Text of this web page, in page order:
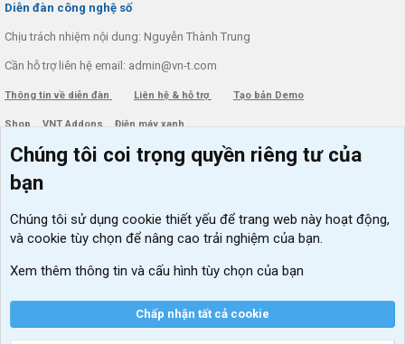
Diễn đàn công nghệ số
Chịu trách nhiệm nội dung: Nguyễn Thành Trung
Cần hỗ trợ liên hệ email: admin@vn-t.com
Thông tin về diễn đàn Liên hệ & hỗ trợ Tạo bản Demo
Shop VNT Addons Điện máy xanh
Menu thành viên
Đăng nhập
Diễn đàn
Kích hoạt Windows/ Office miễn phí
VIP add-ons Xenforo
Khuyến mãi và tài trợ
Chúng tôi coi trọng quyền riêng tư của
bạn
Chúng tôi sử dụng cookie thiết yếu để trang web này hoạt động,
và cookie tùy chọn để nâng cao trải nghiệm của bạn.
Xem thêm thông tin và cấu hình tùy chọn của bạn
Chấp nhận tất cả cookie